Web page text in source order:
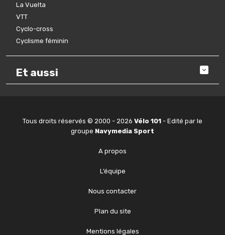
La Vuelta
VTT
Cyclo-cross
Cyclisme féminin
Et aussi
Tous droits réservés © 2000 - 2026 Vélo 101 - Edité par le
groupe Navymedia Sport
A propos
L’équipe
Nous contacter
Plan du site
Mentions légales